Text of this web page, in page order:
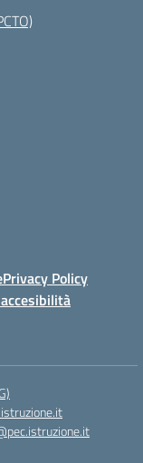
Privacy Policy